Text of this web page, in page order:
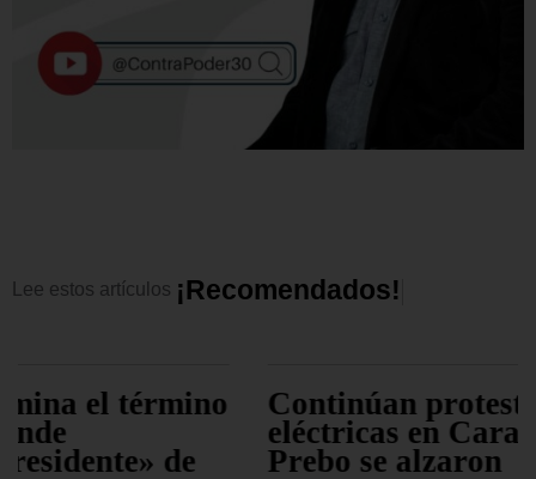
Lee estos artículos ¡Recom
e
n
d
a
d
o
s
!
Continúan protestas por fallas
eléctricas en Carabobo: vecinos del
Prebo se alzaron